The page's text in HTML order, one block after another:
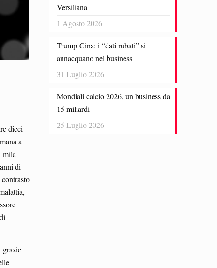
dieci
a
mila
di
grazie
Versiliana
1 Agosto 2026
Trump-Cina: i “dati rubati” si
annacquano nel business
31 Luglio 2026
Mondiali calcio 2026, un business da
15 miliardi
25 Luglio 2026